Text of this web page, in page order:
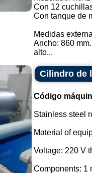
Con 12
Con tanque de
Medidas
Ancho: 860 mm.
alto...
Cilindro de
Código
Stainless steel
Material of
Voltage: 220 V
Components: 1